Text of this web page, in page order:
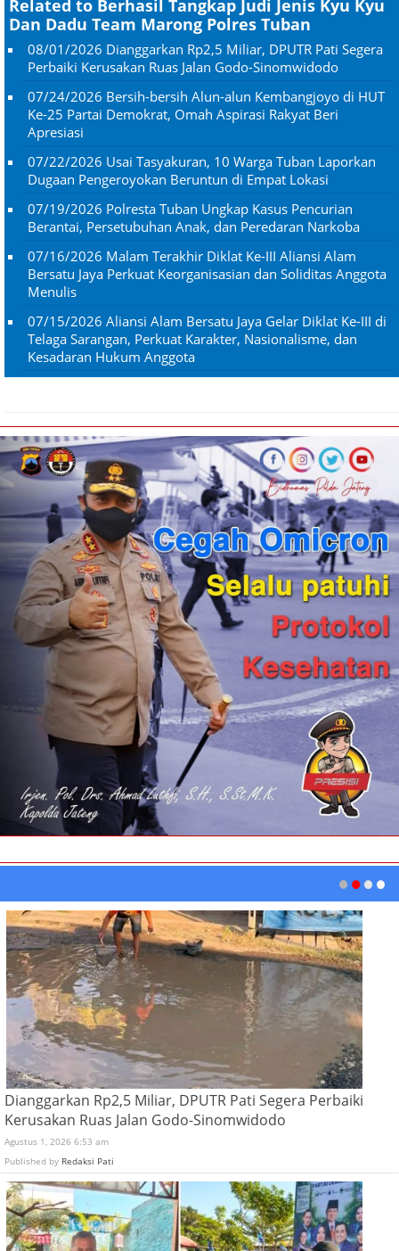
Related to Berhasil Tangkap Judi Jenis Kyu Kyu
Dan Dadu Team Marong Polres Tuban
08/01/2026 Dianggarkan Rp2,5 Miliar, DPUTR Pati Segera
Perbaiki Kerusakan Ruas Jalan Godo-Sinomwidodo
07/24/2026 Bersih-bersih Alun-alun Kembangjoyo di HUT
Ke-25 Partai Demokrat, Omah Aspirasi Rakyat Beri
Apresiasi
07/22/2026 Usai Tasyakuran, 10 Warga Tuban Laporkan
Dugaan Pengeroyokan Beruntun di Empat Lokasi
07/19/2026 Polresta Tuban Ungkap Kasus Pencurian
Berantai, Persetubuhan Anak, dan Peredaran Narkoba
07/16/2026 Malam Terakhir Diklat Ke-III Aliansi Alam
Bersatu Jaya Perkuat Keorganisasian dan Soliditas Anggota
Menulis
07/15/2026 Aliansi Alam Bersatu Jaya Gelar Diklat Ke-III di
Telaga Sarangan, Perkuat Karakter, Nasionalisme, dan
Kesadaran Hukum Anggota
Dianggarkan Rp2,5 Miliar, DPUTR Pati Segera Perbaiki
Kerusakan Ruas Jalan Godo-Sinomwidodo
Agustus 1, 2026 6:53 am
Published by Redaksi Pati